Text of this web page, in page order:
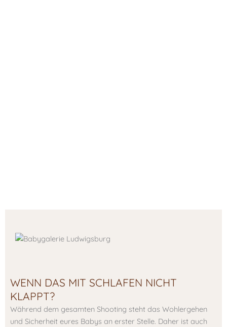
WENN DAS MIT SCHLAFEN NICHT
KLAPPT?
Während dem gesamten Shooting steht das Wohlergehen
und Sicherheit eures Babys an erster Stelle. Daher ist auch